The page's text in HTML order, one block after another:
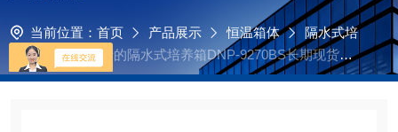
当前位置： 首页 产品展示 恒温箱体
隔水式培
养箱
原厂生产的隔水式培养箱DNP-9270BS长期现货供
应